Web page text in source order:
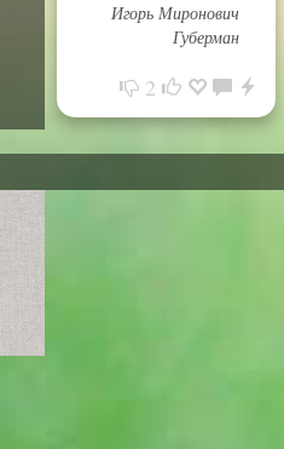
Игорь Миронович
Губерман
2